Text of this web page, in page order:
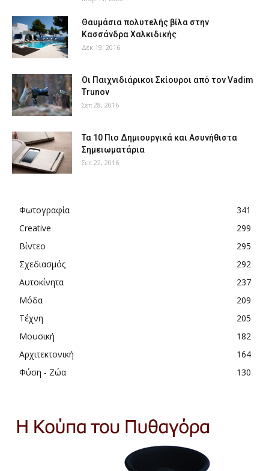
Θαυμάσια πολυτελής βίλα στην
Κασσάνδρα Χαλκιδικής
Δεκ 19, 2016
Οι Παιχνιδιάρικοι Σκίουροι από τον Vadim
Trunov
Σεπ 28, 2016
Τα 10 Πιο Δημιουργικά και Ασυνήθιστα
Σημειωματάρια
Σεπ 22, 2016
Φωτογραφία
341
Creative
299
Βίντεο
295
Σχεδιασμός
292
Αυτοκίνητα
237
Μόδα
209
Τέχνη
205
Μουσική
182
Αρχιτεκτονική
164
Φύση - Ζώα
130